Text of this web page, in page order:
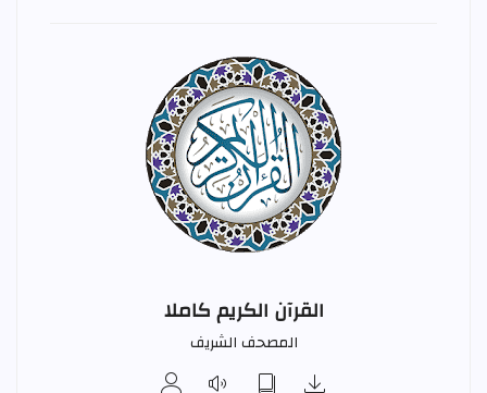
القرآن الكريم كاملا
المصحف الشريف